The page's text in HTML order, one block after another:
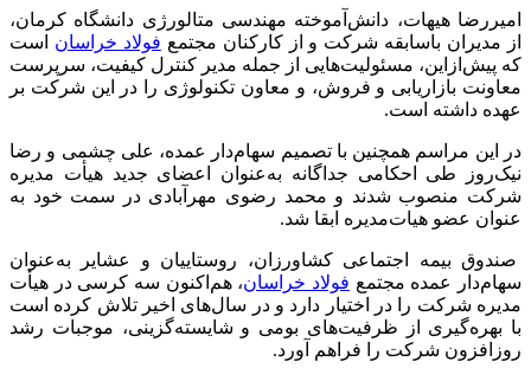
امیررضا هیهات، دانش‌آموخته مهندسی متالورژی دانشگاه کرمان،
از مدیران باسابقه شرکت و از کارکنان مجتمع فولاد خراسان است
که پیش‌ازاین، مسئولیت‌هایی از جمله مدیر کنترل کیفیت، سرپرست
معاونت بازاریابی و فروش، و معاون تکنولوژی را در این شرکت بر
عهده داشته است.
در این مراسم همچنین با تصمیم سهام‌دار عمده، علی چشمی و رضا
نیک‌روز طی احکامی جداگانه به‌عنوان اعضای جدید هیأت مدیره
شرکت منصوب شدند و محمد رضوی مهرآبادی در سمت خود به
عنوان عضو هیات‌مدیره ابقا شد.
صندوق بیمه اجتماعی کشاورزان، روستاییان و عشایر به‌عنوان
سهام‌دار عمده مجتمع فولاد خراسان، هم‌اکنون سه کرسی در هیأت
مدیره شرکت را در اختیار دارد و در سال‌های اخیر تلاش کرده است
با بهره‌گیری از ظرفیت‌های بومی و شایسته‌گزینی، موجبات رشد
روزافزون شرکت را فراهم آورد.